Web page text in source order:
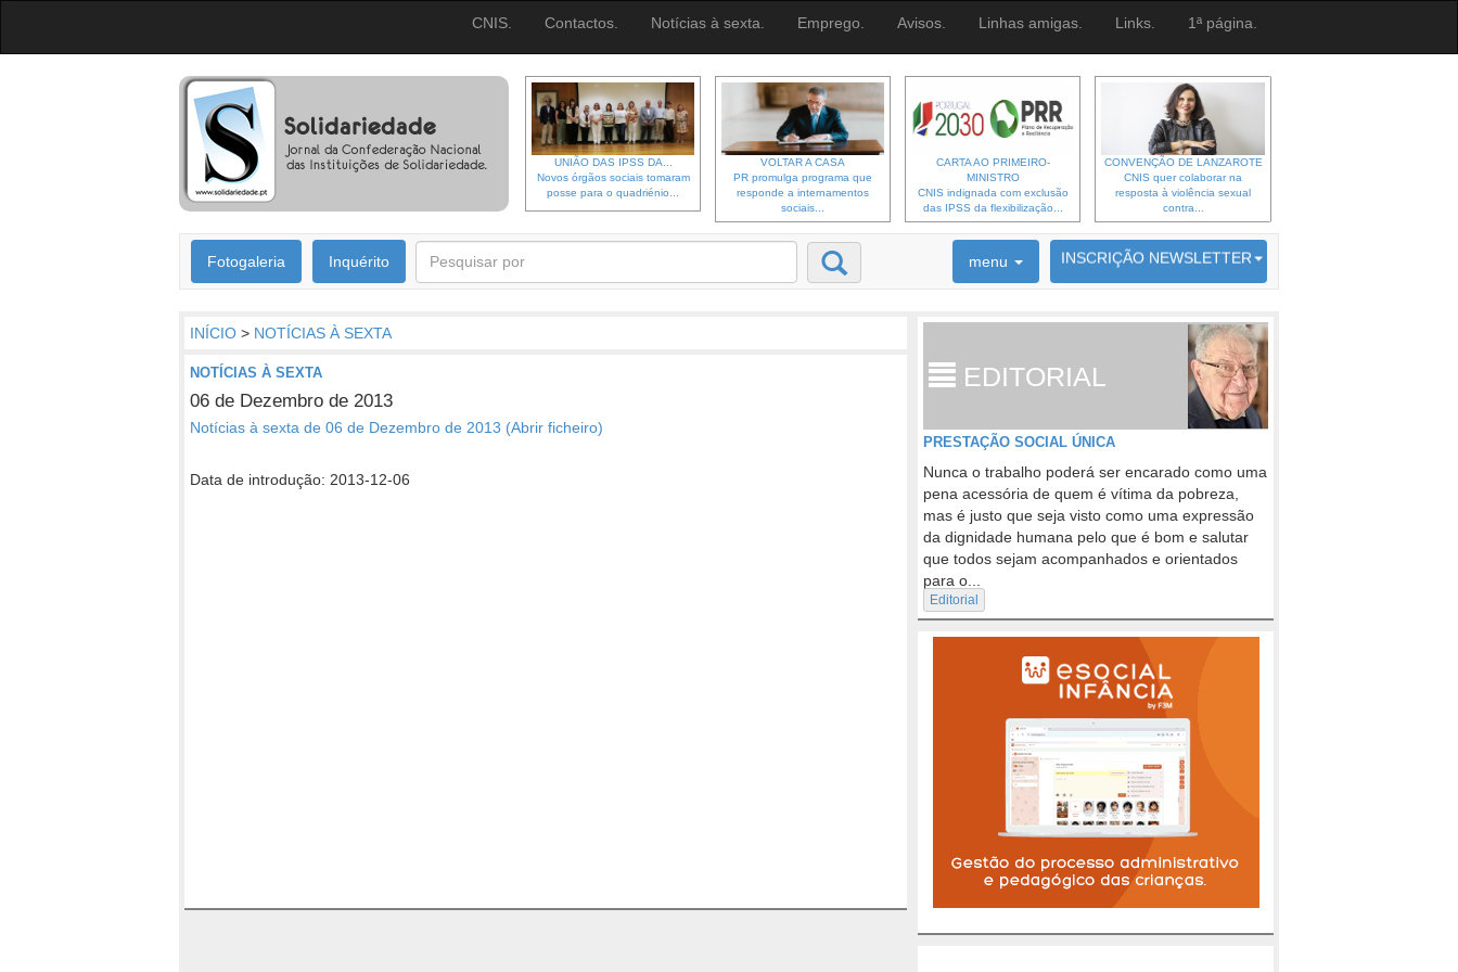
CNIS. Contactos. Notícias à sexta. Emprego. Avisos. Linhas amigas. Links. 1ª página.
UNIÃO DAS IPSS DA...
Novos órgãos sociais tomaram
posse para o quadriénio...
VOLTAR A CASA
PR promulga programa que
responde a internamentos
sociais...
CARTA AO PRIMEIRO-
MINISTRO
CNIS indignada com exclusão
das IPSS da flexibilização...
CONVENÇÃO DE LANZAROTE
CNIS quer colaborar na
resposta à violência sexual
contra...
Fotogaleria Inquérito menu INSCRIÇÃO NEWSLETTER
6692 membros inscritos
INÍCIO > NOTÍCIAS À SEXTA
NOTÍCIAS À SEXTA
06 de Dezembro de 2013
Notícias à sexta de 06 de Dezembro de 2013 (Abrir ficheiro)
Data de introdução: 2013-12-06
EDITORIAL
PRESTAÇÃO SOCIAL ÚNICA
Nunca o trabalho poderá ser encarado como uma
pena acessória de quem é vítima da pobreza,
mas é justo que seja visto como uma expressão
da dignidade humana pelo que é bom e salutar
que todos sejam acompanhados e orientados
para o...
Editorial